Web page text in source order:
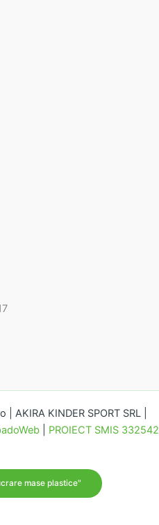
KINDER SPORT SRL |
| PROIECT SMIS 332542
mase plastice"